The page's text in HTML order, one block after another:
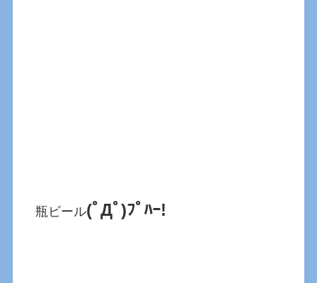
瓶ビール(ﾟДﾟ)ﾌﾟﾊｰ!